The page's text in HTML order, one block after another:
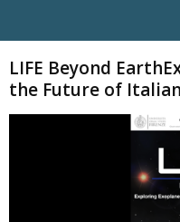
LIFE Beyond
the Future of